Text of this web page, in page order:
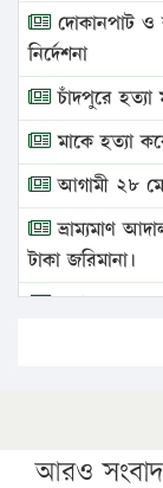
দোকানপাট ও
নির্দেশনা
চাঁদপুরে হত্যা
মাকে হত্যা
আগামী ২৮
ভ্রাম্যমাণ
টাকা জরিমানা।
এবার লঞ্চের
পিএইচডি করছেন
আরও সংবাদ